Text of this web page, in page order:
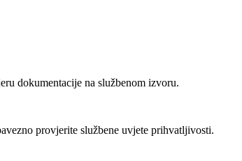
dokumentacije na službenom izvoru.
provjerite službene uvjete prihvatljivosti.